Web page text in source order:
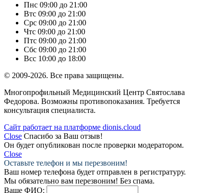
Пнс 09:00 до 21:00
Втс 09:00 до 21:00
Срс 09:00 до 21:00
Чтс 09:00 до 21:00
Птс 09:00 до 21:00
Сбс 09:00 до 21:00
Всс 10:00 до 18:00
© 2009-2026. Все права защищены.
Многопрофильный Медицинский Центр Святослава
Федорова. Возможны противопоказания. Требуется
консультация специалиста.
Сайт работает на платформе dionis.cloud
Close Спасибо за Ваш отзыв!
Он будет опубликован после проверки модератором.
Close
Оставьте телефон и мы перезвоним!
Ваш номер телефона будет отправлен в регистратуру.
Мы обязательно вам перезвоним! Без спама.
Ваше ФИО: